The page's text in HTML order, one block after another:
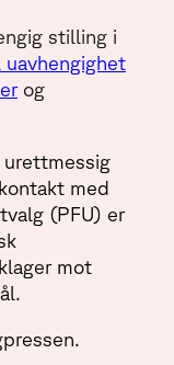
stilling i
uavhengighet
og
urettmessig
med
(PFU) er
mot